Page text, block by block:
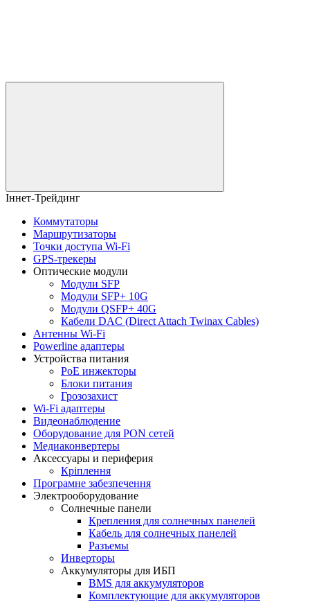
Іннет-Трейдинг
Коммутаторы
Маршрутизаторы
Точки доступа Wi-Fi
GPS-трекеры
Оптические модули
Модули SFP
Модули SFP+ 10G
Модули QSFP+ 40G
Кабели DAC (Direct Attach Twinax Cables)
Антенны Wi-Fi
Powerline адаптеры
Устройства питания
PoE инжекторы
Блоки питания
Грозозахист
Wi-Fi адаптеры
Видеонаблюдение
Оборудование для PON сетей
Медиаконвертеры
Аксессуары и периферия
Кріплення
Програмне забезпечення
Электрооборудование
Солнечные панели
Крепления для солнечных панелей
Кабель для солнечных панелей
Разъемы
Инверторы
Аккумуляторы для ИБП
BMS для аккумуляторов
Комплектующие для аккумуляторов